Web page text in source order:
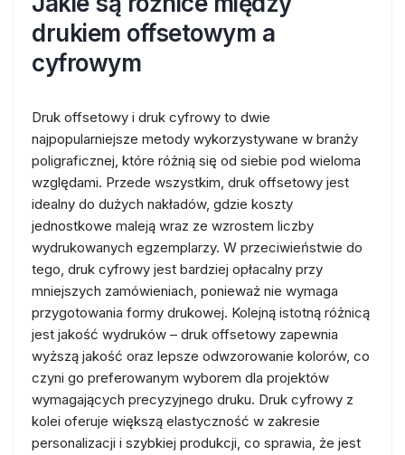
drukiem offsetowym a
cyfrowym
Druk offsetowy i druk cyfrowy to dwie
najpopularniejsze metody wykorzystywane w branży
poligraficznej, które różnią się od siebie pod wieloma
względami. Przede wszystkim, druk offsetowy jest
idealny do dużych nakładów, gdzie koszty
jednostkowe maleją wraz ze wzrostem liczby
wydrukowanych egzemplarzy. W przeciwieństwie do
tego, druk cyfrowy jest bardziej opłacalny przy
mniejszych zamówieniach, ponieważ nie wymaga
przygotowania formy drukowej. Kolejną istotną różnicą
jest jakość wydruków – druk offsetowy zapewnia
wyższą jakość oraz lepsze odwzorowanie kolorów, co
czyni go preferowanym wyborem dla projektów
wymagających precyzyjnego druku. Druk cyfrowy z
kolei oferuje większą elastyczność w zakresie
personalizacji i szybkiej produkcji, co sprawia, że jest